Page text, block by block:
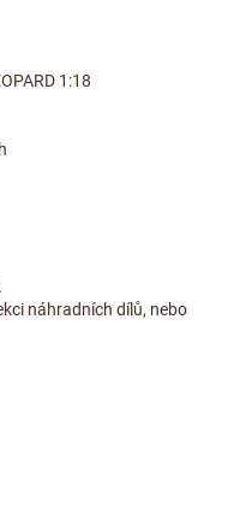
1:18
náhradních dílů, nebo